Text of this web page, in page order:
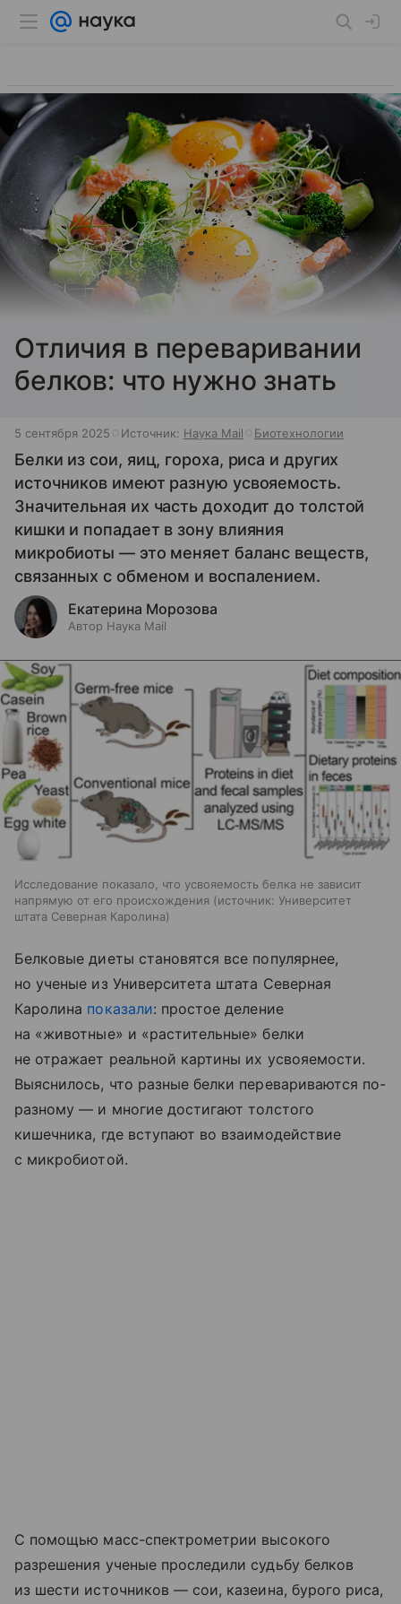
Отличия в переваривании
белков: что нужно знать
5 сентября 2025 Источник: Наука Mail Биотехнологии
Белки из сои, яиц, гороха, риса и других
источников имеют разную усвояемость.
Значительная их часть доходит до толстой
кишки и попадает в зону влияния
микробиоты — это меняет баланс веществ,
связанных с обменом и воспалением.
Екатерина Морозова
Автор Наука Mail
Исследование показало, что усвояемость белка не зависит
напрямую от его происхождения
источник: Университет
штата Северная Каролина
Белковые диеты становятся все популярнее,
но ученые из Университета штата Северная
Каролина показали: простое деление
на «животные» и «растительные» белки
не отражает реальной картины их усвояемости.
Выяснилось, что разные белки перевариваются по-
разному — и многие достигают толстого
кишечника, где вступают во взаимодействие
с микробиотой.
С помощью масс-спектрометрии высокого
разрешения ученые проследили судьбу белков
из шести источников — сои, казеина, бурого риса,